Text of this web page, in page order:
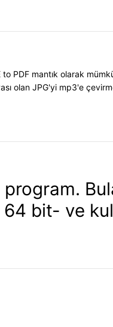
to PDF mantık olarak
olan JPG'yi mp3'e
bit- ve